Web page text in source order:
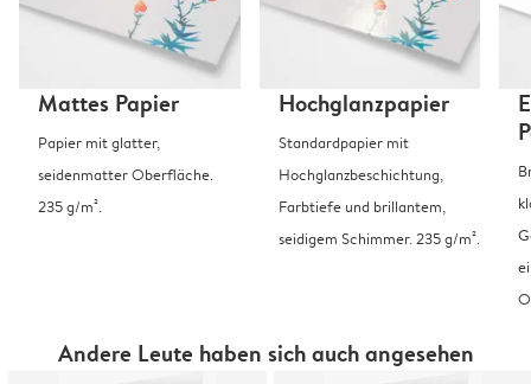
Mattes Papier
Papier mit glatter,
seidenmatter Oberfläche.
235 g/m².
Hochglanzpapier
Standardpapier mit
Hochglanzbeschichtung,
Farbtiefe und brillantem,
seidigem Schimmer. 235 g/m².
Andere Leute haben sich auch angesehen